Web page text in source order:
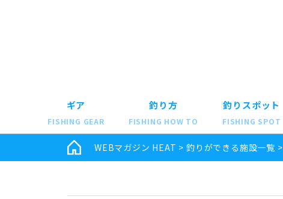
ギア
FISHING GEAR
釣り方
FISHING HOW TO
釣りスポット
FISHING SPOT
WEBマガジン HEAT >釣りができる施設一覧 >